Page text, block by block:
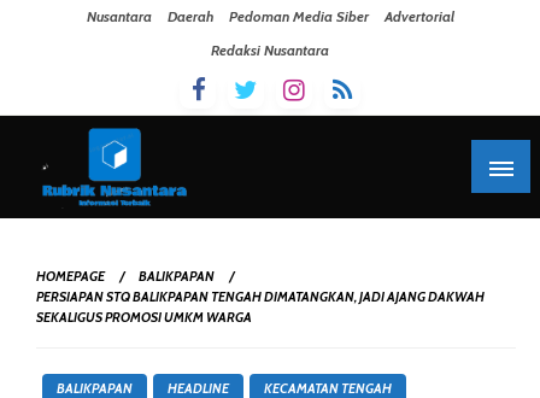
Nusantara Daerah Pedoman Media Siber
Advertorial
Redaksi Nusantara
HOMEPAGE
BALIKPAPAN
PERSIAPAN STQ BALIKPAPAN TENGAH DIMATANGKAN, JADI AJANG DAKWAH
SEKALIGUS PROMOSI UMKM WARGA
BALIKPAPAN HEADLINE KECAMATAN TENGAH